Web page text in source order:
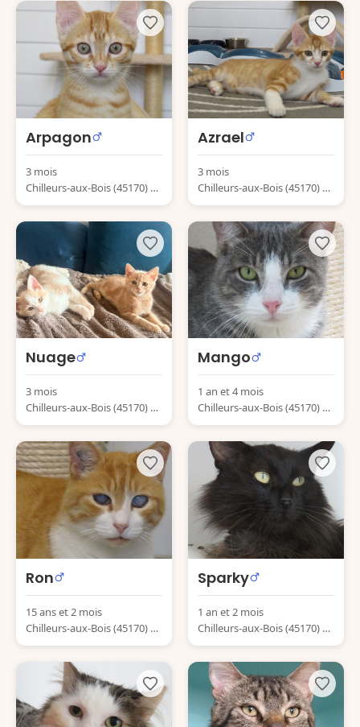
Arpagon
3 mois
Chilleurs-aux-Bois (45170) Fr
ance
Azrael
3 mois
Chilleurs-aux-Bois (45170) Fr
ance
Nuage
3 mois
Chilleurs-aux-Bois (45170) Fr
ance
Mango
1 an et 4 mois
Chilleurs-aux-Bois (45170) Fr
ance
Ron
15 ans et 2 mois
Chilleurs-aux-Bois (45170) Fr
ance
Sparky
1 an et 2 mois
Chilleurs-aux-Bois (45170) Fr
ance